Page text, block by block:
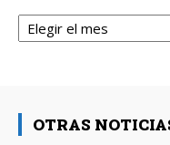
Archivos
OTRAS